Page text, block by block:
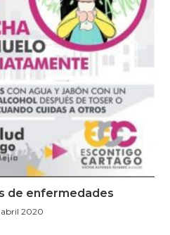
de enfermedades
abril 2020